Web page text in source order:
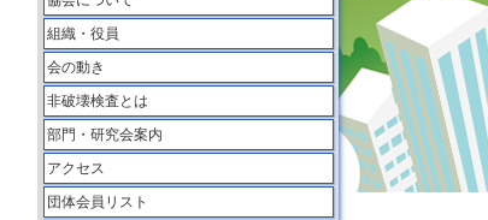
組織・役員
会の動き
非破壊検査とは
部門・研究会案内
アクセス
団体会員リスト